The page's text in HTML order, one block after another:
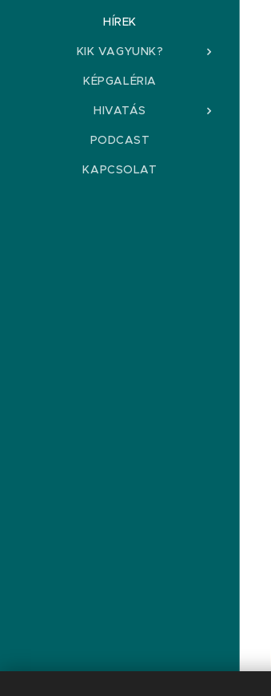
HÍREK
KIK VAGYUNK?
KÉPGALÉRIA
HIVATÁS
PODCAST
KAPCSOLAT